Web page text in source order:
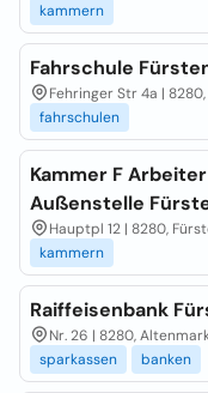
kammern
Fahrschule
Fehringer Str 4a |
fahrschulen
Kammer F
Außenstelle
Hauptpl 12 | 8280,
kammern
Raiffeisenbank
Nr. 26 | 8280,
sparkassen
banken